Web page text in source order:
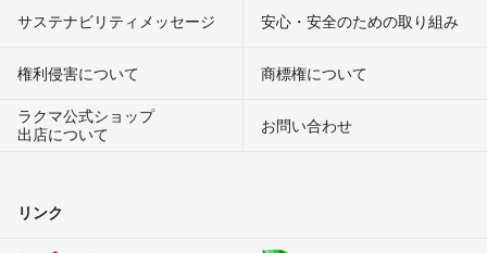
サステナビリティメッセージ 安心・安全のための取り組み
権利侵害について
商標権について
ラクマ公式ショップ
出店について
お問い合わせ
リンク